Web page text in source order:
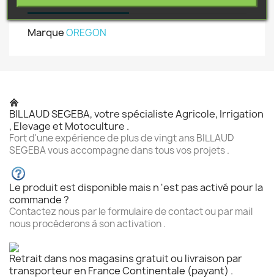
MarqueOREGON
BILLAUD SEGEBA, votre spécialiste Agricole, Irrigation
, Elevage et Motoculture .
Fort d'une expérience de plus de vingt ans BILLAUD
SEGEBA vous accompagne dans tous vos projets .
Le produit est disponible mais n 'est pas activé pour la
commande ?
Contactez nous par le formulaire de contact ou par mail
nous procéderons à son activation .
Retrait dans nos magasins gratuit ou livraison par
transporteur en France Continentale (payant) .